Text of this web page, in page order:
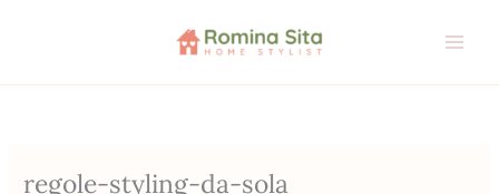
regole-styling-da-sola